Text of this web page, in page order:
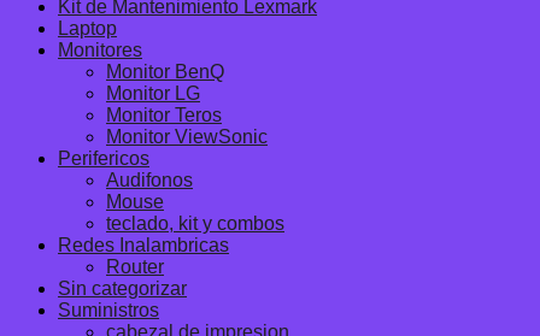
Kit de Mantenimiento Lexmark
Laptop
Monitores
Monitor BenQ
Monitor LG
Monitor Teros
Monitor ViewSonic
Perifericos
Audifonos
Mouse
teclado, kit y combos
Redes Inalambricas
Router
Sin categorizar
Suministros
cabezal de impresion